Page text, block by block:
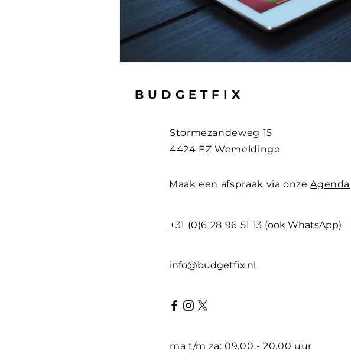
BUDGETFIX
Stormezandeweg 15
4424 EZ Wemeldinge
Maak een afspraak via onzeAgenda
+31 (0)6 28 96 51 13 (ook WhatsApp)
info@budgetfix.nl
ma t/m za: 09.00 - 20.00 uur